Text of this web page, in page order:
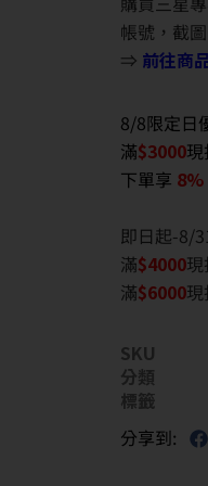
帳號，截
⇒ 前往商
8/8限定日
滿$3000
下單享 8%
即日起-8/
滿$4000
滿$6000
SKU
分類
標籤
分享到: